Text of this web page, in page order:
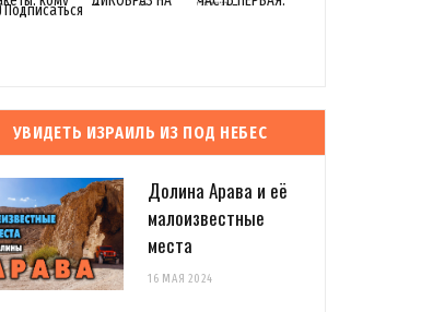
Подписаться
УВИДЕТЬ ИЗРАИЛЬ ИЗ ПОД НЕБЕС
Долина Арава и её
малоизвестные
места
16 МАЯ 2024